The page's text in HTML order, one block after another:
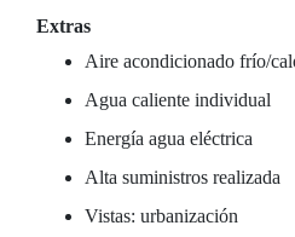
Extras
Aire acondicionado frío/
Agua caliente individual
Energía agua eléctrica
Alta suministros realizada
Vistas: urbanización